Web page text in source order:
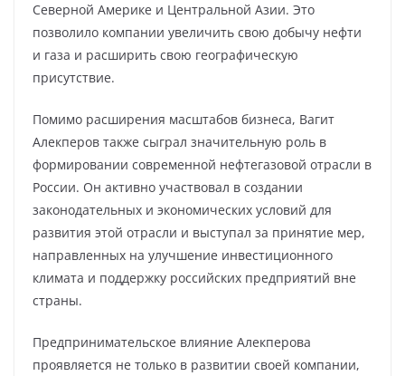
Северной Америке и Центральной Азии. Это
позволило компании увеличить свою добычу нефти
и газа и расширить свою географическую
присутствие.
Помимо расширения масштабов бизнеса, Вагит
Алекперов также сыграл значительную роль в
формировании современной нефтегазовой отрасли в
России. Он активно участвовал в создании
законодательных и экономических условий для
развития этой отрасли и выступал за принятие мер,
направленных на улучшение инвестиционного
климата и поддержку российских предприятий вне
страны.
Предпринимательское влияние Алекперова
проявляется не только в развитии своей компании,